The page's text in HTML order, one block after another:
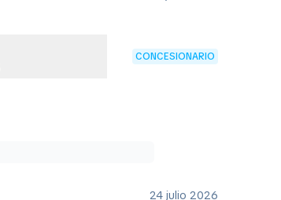
CONCESIONARIO
24 julio 2026